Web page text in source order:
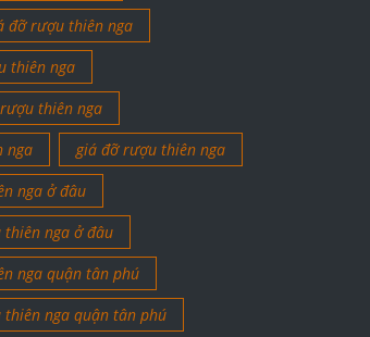
đỡ rượu thiên nga
thiên nga
thiên nga
nga
giá đỡ rượu thiên nga
nga ở đâu
nga ở đâu
nga quận tân phú
nga quận tân phú